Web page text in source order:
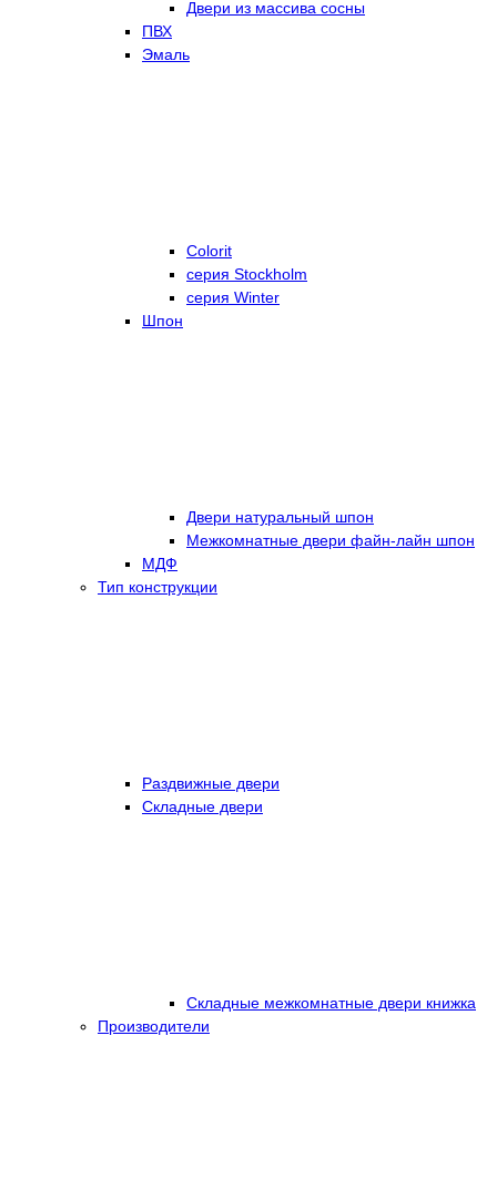
Двери из массива сосны
ПВХ
Эмаль
Colorit
серия Stockholm
серия Winter
Шпон
Двери натуральный шпон
Межкомнатные двери файн-лайн шпон
МДФ
Тип конструкции
Раздвижные двери
Складные двери
Складные межкомнатные двери книжка
Производители